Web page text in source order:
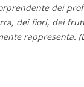
dei
dei fiori, dei
rappresenta.